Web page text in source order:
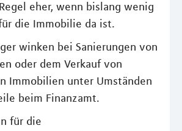
eher, wenn bislang wenig
die Immobilie da ist.
winken bei Sanierungen von
oder dem Verkauf von
Immobilien unter Umständen
beim Finanzamt.
für die